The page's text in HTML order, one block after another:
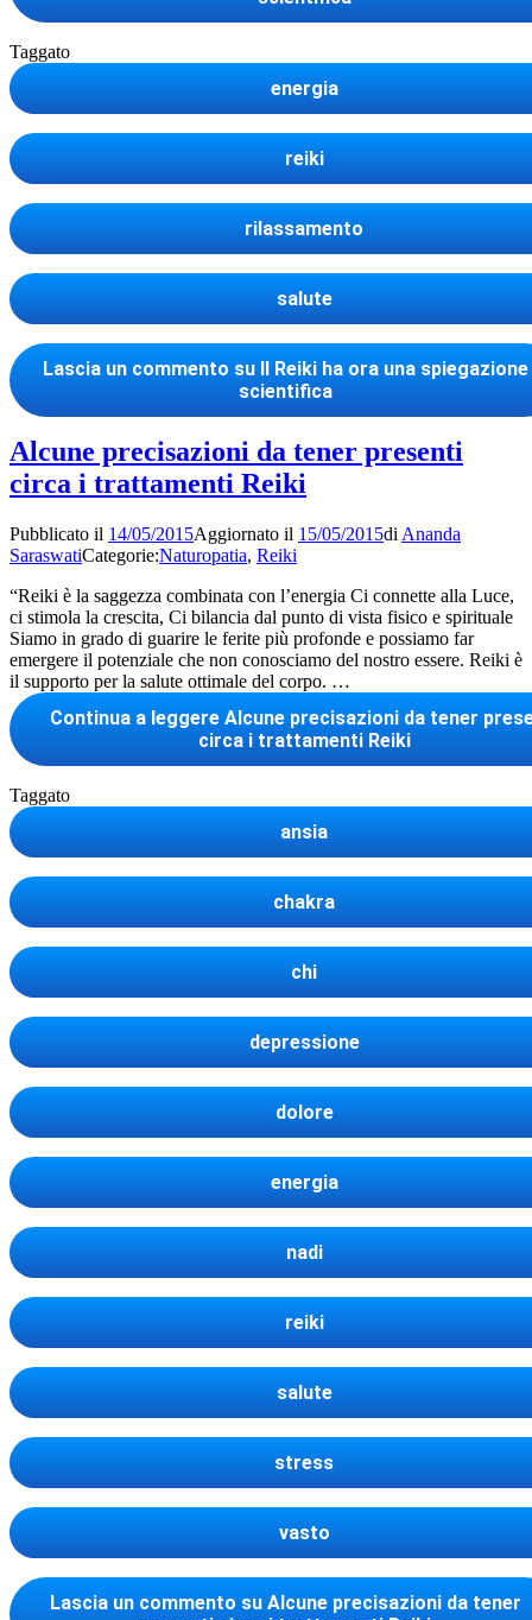
Taggato
energia
reiki
rilassamento
salute
Lascia un commento su Il Reiki ha ora una spiegazione
scientifica
Alcune precisazioni da tener presenti
circa i trattamenti Reiki
Pubblicato il 14/05/2015Aggiornato il 15/05/2015di Ananda
SaraswatiCategorie:Naturopatia, Reiki
“Reiki è la saggezza combinata con l’energia Ci connette alla Luce,
ci stimola la crescita, Ci bilancia dal punto di vista fisico e spirituale
Siamo in grado di guarire le ferite più profonde e possiamo far
emergere il potenziale che non conosciamo del nostro essere. Reiki è
il supporto per la salute ottimale del corpo. …
Continua a leggere Alcune precisazioni da tener
circa i trattamenti Reiki
Taggato
ansia
chakra
chi
depressione
dolore
energia
nadi
reiki
salute
stress
vasto
Lascia un commento su Alcune precisazioni da tener